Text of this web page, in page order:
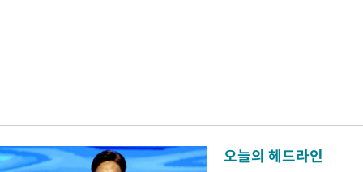
오늘의 헤드라인